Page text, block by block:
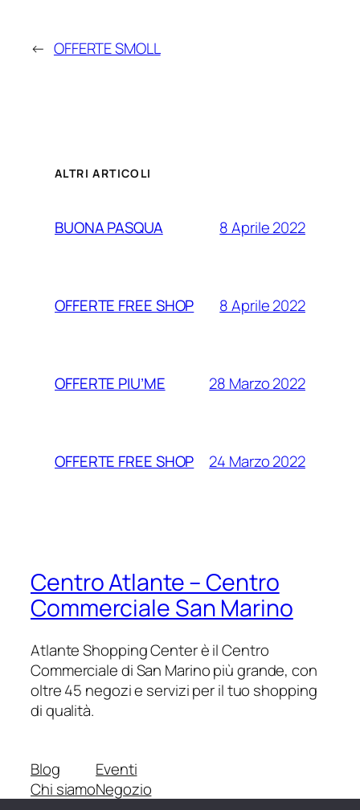
← OFFERTE SMOLL
ALTRI ARTICOLI
BUONA PASQUA 8 Aprile 2022
OFFERTE FREE SHOP 8 Aprile 2022
OFFERTE PIU’ME 28 Marzo 2022
OFFERTE FREE SHOP 24 Marzo 2022
Centro Atlante – Centro
Commerciale San Marino
Atlante Shopping Center è il Centro
Commerciale di San Marino più grande, con
oltre 45 negozi e servizi per il tuo shopping
di qualità.
Blog
Chi siamo
Eventi
Negozio